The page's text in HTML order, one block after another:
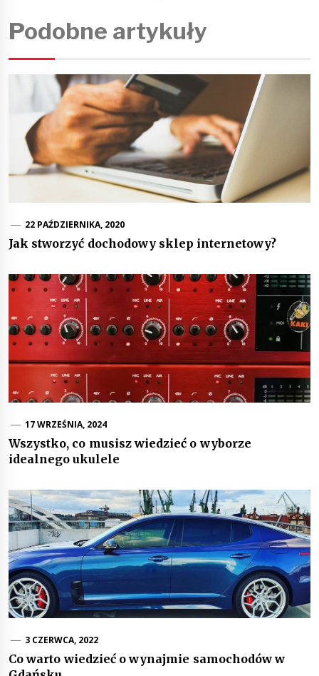
Podobne artykuły
22 PAŹDZIERNIKA, 2020
Jak stworzyć dochodowy sklep internetowy?
17 WRZEŚNIA, 2024
Wszystko, co musisz wiedzieć o wyborze
idealnego ukulele
3 CZERWCA, 2022
Co warto wiedzieć o wynajmie samochodów w